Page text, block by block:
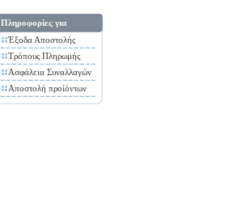
Πληροφορίες για
Έξοδα Αποστολής
Τρόπους Πληρωμής
Ασφάλεια Συναλλαγών
Αποστολή προίόντων